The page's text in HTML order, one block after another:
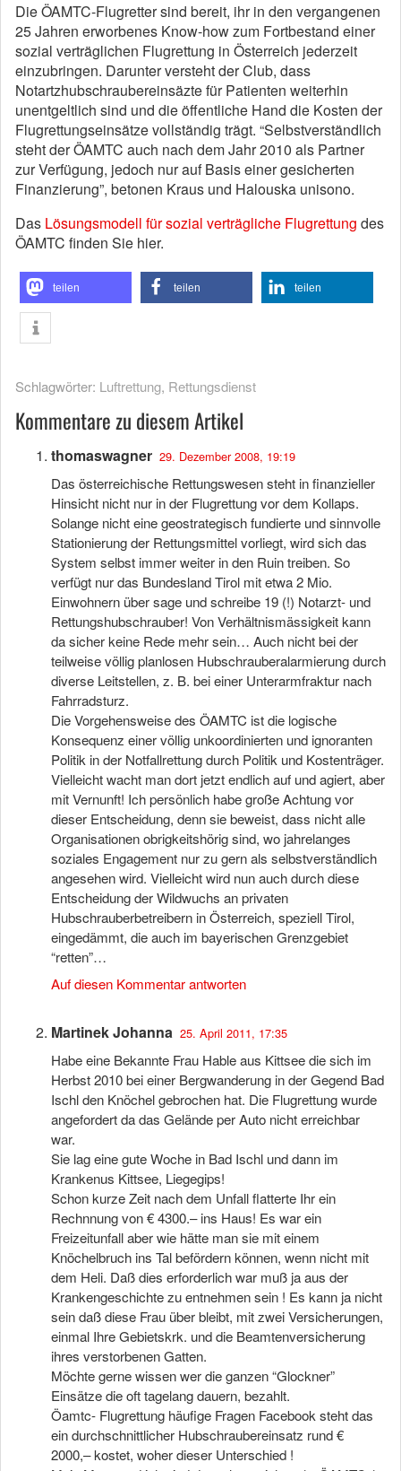
Die ÖAMTC-Flugretter sind bereit, ihr in den vergangenen
25 Jahren erworbenes Know-how zum Fortbestand einer
sozial verträglichen Flugrettung in Österreich jederzeit
einzubringen. Darunter versteht der Club, dass
Notartzhubschraubereinsäzte für Patienten weiterhin
unentgeltlich sind und die öffentliche Hand die Kosten der
Flugrettungseinsätze vollständig trägt. “Selbstverständlich
steht der ÖAMTC auch nach dem Jahr 2010 als Partner
zur Verfügung, jedoch nur auf Basis einer gesicherten
Finanzierung”, betonen Kraus und Halouska unisono.
Das Lösungsmodell für sozial verträgliche Flugrettung des
ÖAMTC finden Sie hier.
teilen teilen teilen
Schlagwörter: Luftrettung, Rettungsdienst
Kommentare zu diesem Artikel
thomaswagner 29. Dezember 2008, 19:19
Das österreichische Rettungswesen steht in finanzieller
Hinsicht nicht nur in der Flugrettung vor dem Kollaps.
Solange nicht eine geostrategisch fundierte und sinnvolle
Stationierung der Rettungsmittel vorliegt, wird sich das
System selbst immer weiter in den Ruin treiben. So
verfügt nur das Bundesland Tirol mit etwa 2 Mio.
Einwohnern über sage und schreibe 19 (!) Notarzt- und
Rettungshubschrauber! Von Verhältnismässigkeit kann
da sicher keine Rede mehr sein… Auch nicht bei der
teilweise völlig planlosen Hubschrauberalarmierung durch
diverse Leitstellen, z. B. bei einer Unterarmfraktur nach
Fahrradsturz.
Die Vorgehensweise des ÖAMTC ist die logische
Konsequenz einer völlig unkoordinierten und ignoranten
Politik in der Notfallrettung durch Politik und Kostenträger.
Vielleicht wacht man dort jetzt endlich auf und agiert, aber
mit Vernunft! Ich persönlich habe große Achtung vor
dieser Entscheidung, denn sie beweist, dass nicht alle
Organisationen obrigkeitshörig sind, wo jahrelanges
soziales Engagement nur zu gern als selbstverständlich
angesehen wird. Vielleicht wird nun auch durch diese
Entscheidung der Wildwuchs an privaten
Hubschrauberbetreibern in Österreich, speziell Tirol,
eingedämmt, die auch im bayerischen Grenzgebiet
“retten”…
Auf diesen Kommentar antworten
Martinek Johanna 25. April 2011, 17:35
Habe eine Bekannte Frau Hable aus Kittsee die sich im
Herbst 2010 bei einer Bergwanderung in der Gegend Bad
Ischl den Knöchel gebrochen hat. Die Flugrettung wurde
angefordert da das Gelände per Auto nicht erreichbar
war.
Sie lag eine gute Woche in Bad Ischl und dann im
Krankenus Kittsee, Liegegips!
Schon kurze Zeit nach dem Unfall flatterte Ihr ein
Rechnnung von € 4300.– ins Haus! Es war ein
Freizeitunfall aber wie hätte man sie mit einem
Knöchelbruch ins Tal befördern können, wenn nicht mit
dem Heli. Daß dies erforderlich war muß ja aus der
Krankengeschichte zu entnehmen sein ! Es kann ja nicht
sein daß diese Frau über bleibt, mit zwei Versicherungen,
einmal Ihre Gebietskrk. und die Beamtenversicherung
ihres verstorbenen Gatten.
Möchte gerne wissen wer die ganzen “Glockner”
Einsätze die oft tagelang dauern, bezahlt.
Öamtc- Flugrettung häufige Fragen Facebook steht das
ein durchschnittlicher Hubschraubereinsatz rund €
2000,– kostet, woher dieser Unterschied !